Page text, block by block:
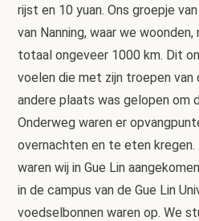
rijst en 10 yuan. Ons groepje
van Nanning, waar we
totaal ongeveer 1000 km. Dit
voelen die met zijn troepen van
andere plaats was gelopen om
Onderweg waren er
overnachten en te eten kregen.
waren wij in Gue Lin
in de campus van de Gue Lin
voedselbonnen waren op. We